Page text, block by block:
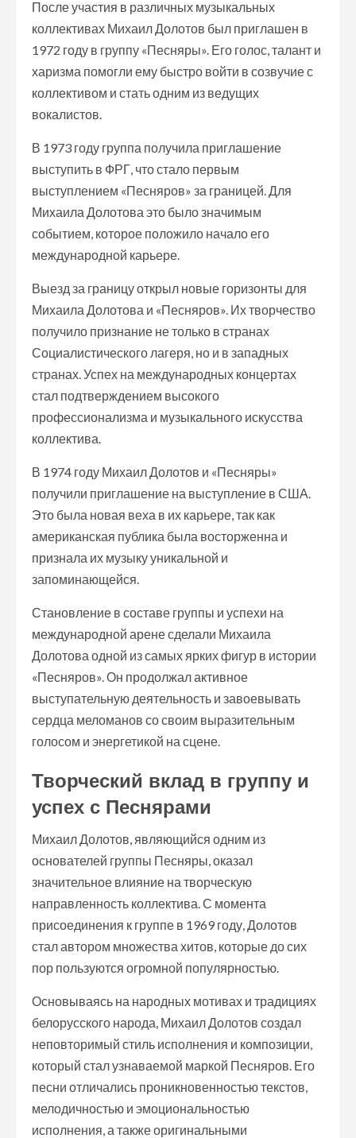
После участия в различных музыкальных
коллективах Михаил Долотов был приглашен в
1972 году в группу «Песняры». Его голос, талант и
харизма помогли ему быстро войти в созвучие с
коллективом и стать одним из ведущих
вокалистов.
В 1973 году группа получила приглашение
выступить в ФРГ, что стало первым
выступлением «Песняров» за границей. Для
Михаила Долотова это было значимым
событием, которое положило начало его
международной карьере.
Выезд за границу открыл новые горизонты для
Михаила Долотова и «Песняров». Их творчество
получило признание не только в странах
Социалистического лагеря, но и в западных
странах. Успех на международных концертах
стал подтверждением высокого
профессионализма и музыкального искусства
коллектива.
В 1974 году Михаил Долотов и «Песняры»
получили приглашение на выступление в США.
Это была новая веха в их карьере, так как
американская публика была восторженна и
признала их музыку уникальной и
запоминающейся.
Становление в составе группы и успехи на
международной арене сделали Михаила
Долотова одной из самых ярких фигур в истории
«Песняров». Он продолжал активное
выступательную деятельность и завоевывать
сердца меломанов со своим выразительным
голосом и энергетикой на сцене.
Творческий вклад в группу и
успех с Песнярами
Михаил Долотов, являющийся одним из
основателей группы Песняры, оказал
значительное влияние на творческую
направленность коллектива. С момента
присоединения к группе в 1969 году, Долотов
стал автором множества хитов, которые до сих
пор пользуются огромной популярностью.
Основываясь на народных мотивах и традициях
белорусского народа, Михаил Долотов создал
неповторимый стиль исполнения и композиции,
который стал узнаваемой маркой Песняров. Его
песни отличались проникновенностью текстов,
мелодичностью и эмоциональностью
исполнения, а также оригинальными